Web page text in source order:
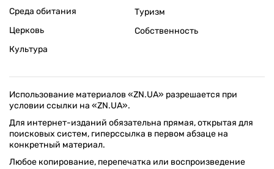
Среда обитания
Церковь
Культура
Туризм
Собственность
Использование материалов «ZN.UA» разрешается при
условии ссылки на «ZN.UA».
Для интернет-изданий обязательна прямая, открытая для
поисковых систем, гиперссылка в первом абзаце на
конкретный материал.
Любое копирование, перепечатка или воспроизведение